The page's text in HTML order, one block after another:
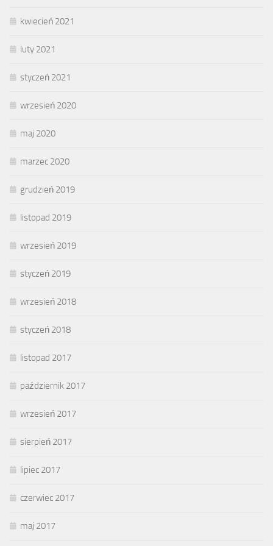
kwiecień 2021
luty 2021
styczeń 2021
wrzesień 2020
maj 2020
marzec 2020
grudzień 2019
listopad 2019
wrzesień 2019
styczeń 2019
wrzesień 2018
styczeń 2018
listopad 2017
październik 2017
wrzesień 2017
sierpień 2017
lipiec 2017
czerwiec 2017
maj 2017